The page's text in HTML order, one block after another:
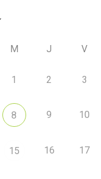
M J V
1 2 3
8 9 10
15 16 17